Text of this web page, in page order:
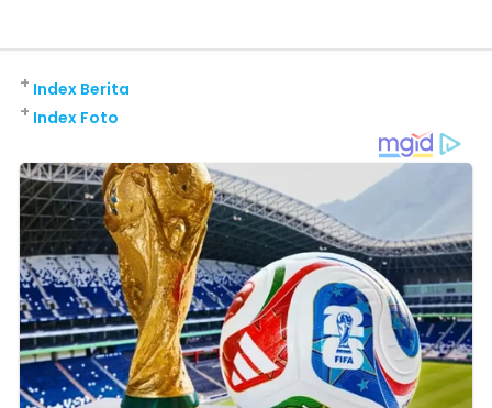
Index Berita
+
Index Foto
+